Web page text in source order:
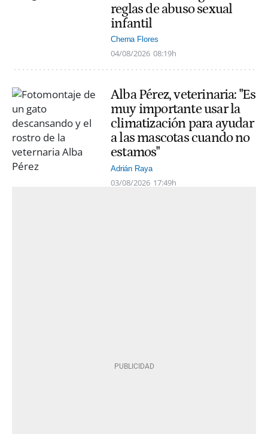
reglas de abuso sexual
infantil
Chema Flores
04/08/2026 08:19h
Alba Pérez, veterinaria: "Es
muy importante usar la
climatización para ayudar
a las mascotas cuando no
estamos"
Adrián Raya
03/08/2026 17:49h